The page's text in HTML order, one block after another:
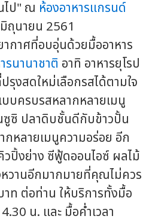
ไป" ณ ห้องอาหารแกรนด์
ถุนายน 2561
ากาศที่อบอุ่นด้วยมื้ออาหาร
รนานาชาติ อาทิ อาหารยุโรป
งสดใหม่เลือกรสได้ตามใจ
บครบรสหลากหลายเมนู
ซิ ปลาดิบชั้นดีกับข้าวปั้น
กหลายเมนูความอร่อย อีก
ปิ้งย่าง ซีฟู้ดออนไอซ์ ผลไม้
วานอีกมากมายที่คุณไม่ควร
ท ต่อท่าน ให้บริการทั้งมื้อ
น. และ มื้อค่ำเวลา